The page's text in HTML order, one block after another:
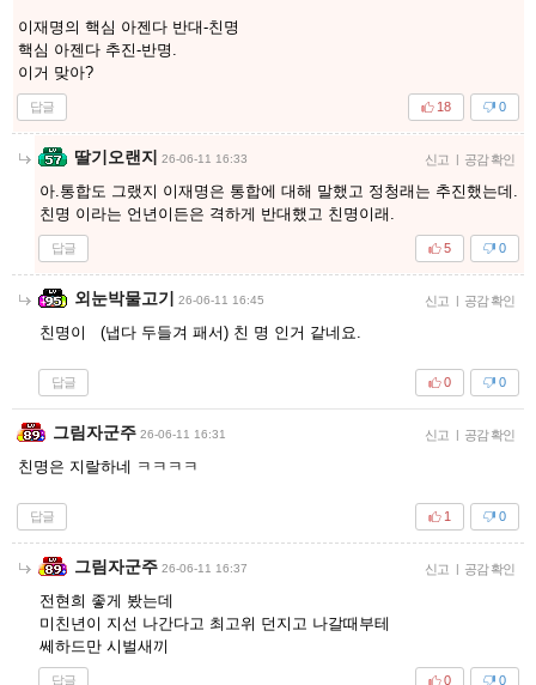
이재명의 핵심 아젠다 반대-친명
핵심 아젠다 추진-반명.
이거 맞아?
답글 0
18
딸기오랜지 26-06-11 16:33 신고 | 공감 확인
아.통합도 그랬지 이재명은 통합에 대해 말했고 정청래는 추진했는데.
친명 이라는 언년이든은 격하게 반대했고 친명이래.
답글 0
5
외눈박물고기 26-06-11 16:45 신고 | 공감 확인
친명이 (냅다 두들겨 패서) 친 명 인거 같네요.
답글 0
0
그림자군주 26-06-11 16:31 신고 | 공감 확인
친명은 지랄하네 ㅋㅋㅋㅋ
답글 0
1
그림자군주 26-06-11 16:37 신고 | 공감 확인
전현희 좋게 봤는데
미친년이 지선 나간다고 최고위 던지고 나갈때부테
쎄하드만 시벌새끼
답글 0
0